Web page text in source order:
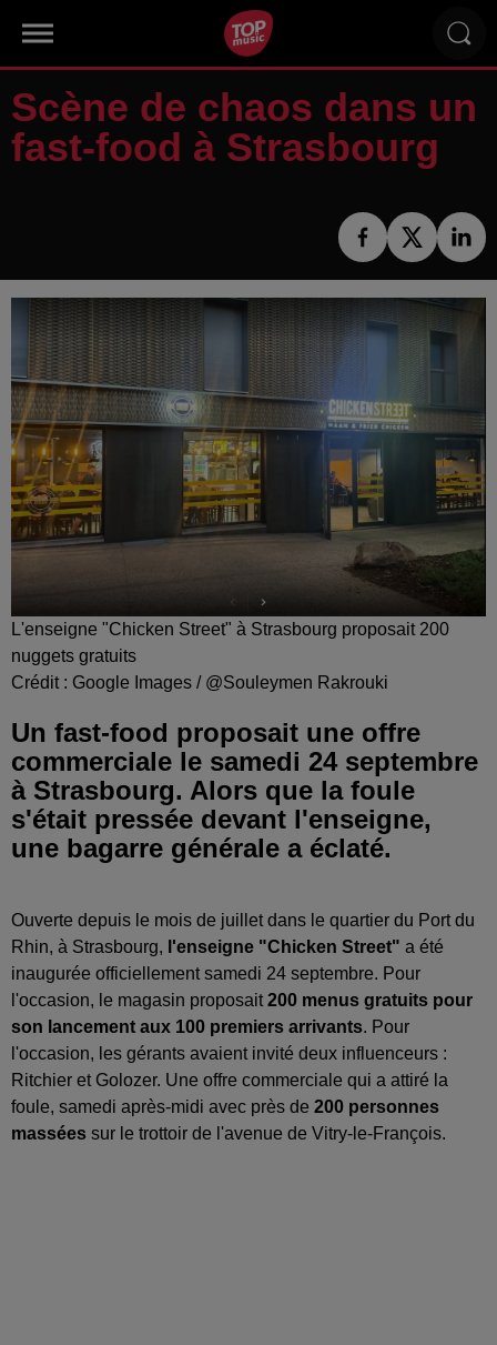
Scène de chaos dans un
fast-food à Strasbourg
L'enseigne "Chicken Street" à Strasbourg proposait 200
nuggets gratuits
Crédit : Google Images / @Souleymen Rakrouki
Un fast-food proposait une offre
commerciale le samedi 24 septembre
à Strasbourg. Alors que la foule
s'était pressée devant l'enseigne,
une bagarre générale a éclaté.
Ouverte depuis le mois de juillet dans le quartier du Port du
Rhin, à Strasbourg, l'enseigne "Chicken Street" a été
inaugurée officiellement samedi 24 septembre. Pour
l'occasion, le magasin proposait200 menus gratuits pour
son lancement aux 100 premiers arrivants. Pour
l'occasion, les gérants avaient invité deux influenceurs :
Ritchier et Golozer. Une offre commerciale qui a attiré la
foule, samedi après-midi avec près de 200 personnes
massées sur le trottoir de l'avenue de Vitry-le-François.